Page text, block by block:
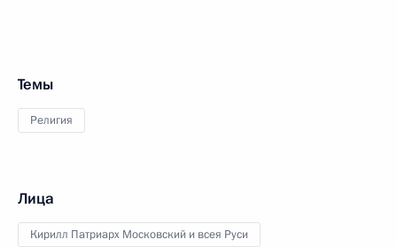
Темы
Религия
Лица
Кирилл Патриарх Московский и всея Руси